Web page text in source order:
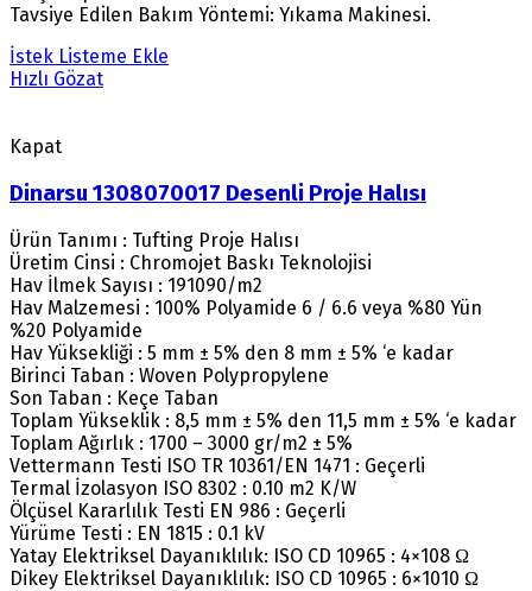
Tavsiye Edilen Bakım Yöntemi: Yıkama Makinesi.
İstek Listeme Ekle
Hızlı Gözat
Kapat
Dinarsu 1308070017 Desenli Proje Halısı
Ürün Tanımı : Tufting Proje Halısı
Üretim Cinsi : Chromojet Baskı Teknolojisi
Hav İlmek Sayısı : 191090/m2
Hav Malzemesi : 100% Polyamide 6 / 6.6 veya %80 Yün
%20 Polyamide
Hav Yüksekliği : 5 mm ± 5% den 8 mm ± 5% ‘e kadar
Birinci Taban : Woven Polypropylene
Son Taban : Keçe Taban
Toplam Yükseklik : 8,5 mm ± 5% den 11,5 mm ± 5% ‘e kadar
Toplam Ağırlık : 1700 – 3000 gr/m2 ± 5%
Vettermann Testi ISO TR 10361/EN 1471 : Geçerli
Termal İzolasyon ISO 8302 : 0.10 m2 K/W
Ölçüsel Kararlılık Testi EN 986 : Geçerli
Yürüme Testi : EN 1815 : 0.1 kV
Yatay Elektriksel Dayanıklılık: ISO CD 10965 : 4×108 Ω
Dikey Elektriksel Dayanıklılık: ISO CD 10965 : 6×1010 Ω